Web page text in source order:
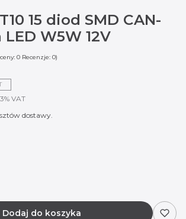
15 diod SMD CAN-
LED W5W 12V
0 Recenzje: 0)
VAT
VAT
dostawy.
Dodaj do koszyka